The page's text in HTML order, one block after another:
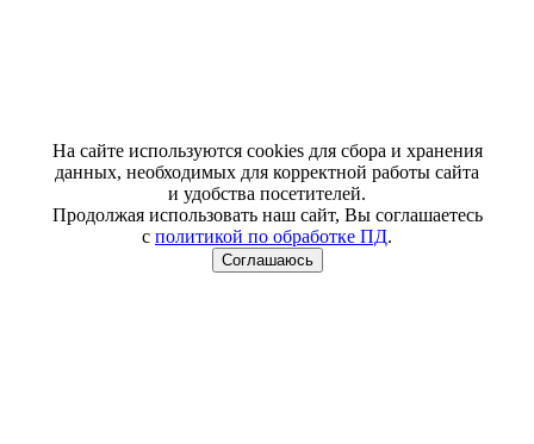
На сайте используются cookies для сбора и хранения
данных, необходимых для корректной работы сайта
и удобства посетителей.
Продолжая использовать наш сайт, Вы соглашаетесь
с политикой по обработке ПД.
Соглашаюсь